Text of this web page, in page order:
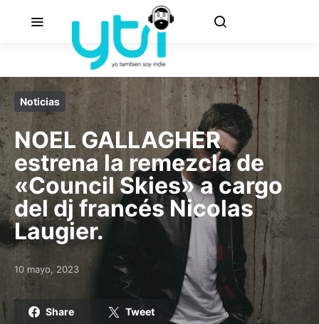
Noticias
NOEL GALLAGHER
estrena la remezcla de
«Council Skies» a cargo
del dj francés Nicolas
Laugier.
Posted on
10 mayo, 2023
Share Tweet